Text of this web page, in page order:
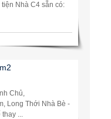
Nhà C4 sẵn có:
Chủ,
Long Thới Nhà Bè -
thay ...